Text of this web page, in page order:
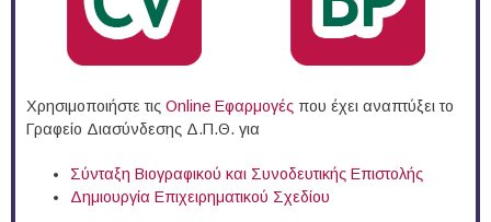
Χρησιμοποιήστε τις Online Eφαρμογές που έχει αναπτύξει το
Γραφείο Διασύνδεσης Δ.Π.Θ. για
Σύνταξη Βιογραφικού και Συνοδευτικής Επιστολής
Δημιουργία Επιχειρηματικού Σχεδίου